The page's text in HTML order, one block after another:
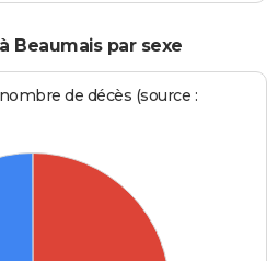
Beaumais par sexe
de décès (source :